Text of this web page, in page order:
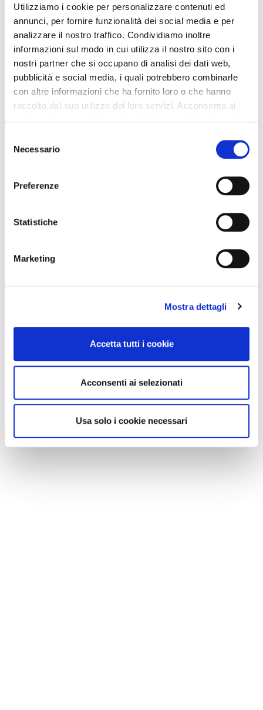
Utilizziamo i cookie per personalizzare contenuti ed
annunci, per fornire funzionalità dei social media e per
analizzare il nostro traffico. Condividiamo inoltre
informazioni sul modo in cui utilizza il nostro sito con i
nostri partner che si occupano di analisi dei dati web,
pubblicità e social media, i quali potrebbero combinarle
con altre informazioni che ha fornito loro o che hanno
raccolto dal suo utilizzo dei loro servizi. Acconsenta ai
delNecessario
Preferenze
Statistiche
Marketing
Mostra dettagli
Accetta tutti i cookie
Acconsenti ai selezionati
Usa solo i cookie necessari